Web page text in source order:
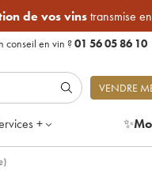
de vos vinstransmise
conseil en vin ?01 56 05 86 10
VENDRE
+ ✨